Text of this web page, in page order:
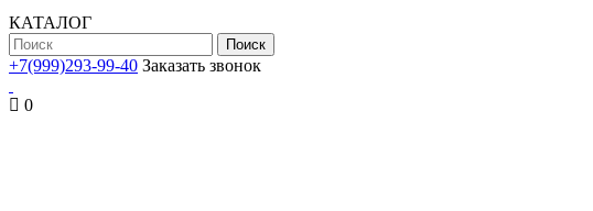
КАТАЛОГ
Поиск
+7(999)293-99-40 Заказать звонок
0